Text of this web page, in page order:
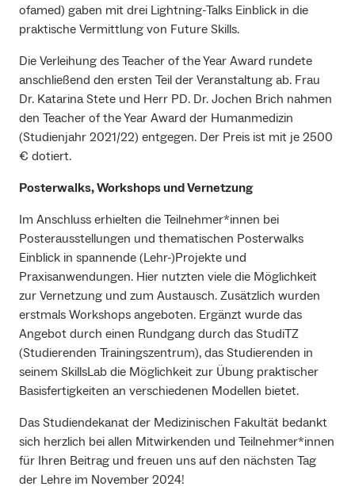
ofamed) gaben mit drei Lightning-Talks Einblick in die
praktische Vermittlung von Future Skills.
Die Verleihung des Teacher of the Year Award rundete
anschließend den ersten Teil der Veranstaltung ab. Frau
Dr. Katarina Stete und Herr PD. Dr. Jochen Brich nahmen
den Teacher of the Year Award der Humanmedizin
(Studienjahr 2021/22) entgegen. Der Preis ist mit je 2500
€ dotiert.
Posterwalks, Workshops und Vernetzung
Im Anschluss erhielten die Teilnehmer*innen bei
Posterausstellungen und thematischen Posterwalks
Einblick in spannende (Lehr-)Projekte und
Praxisanwendungen. Hier nutzten viele die Möglichkeit
zur Vernetzung und zum Austausch. Zusätzlich wurden
erstmals Workshops angeboten. Ergänzt wurde das
Angebot durch einen Rundgang durch das StudiTZ
(Studierenden Trainingszentrum), das Studierenden in
seinem SkillsLab die Möglichkeit zur Übung praktischer
Basisfertigkeiten an verschiedenen Modellen bietet.
Das Studiendekanat der Medizinischen Fakultät bedankt
sich herzlich bei allen Mitwirkenden und Teilnehmer*innen
für Ihren Beitrag und freuen uns auf den nächsten Tag
der Lehre im November 2024!